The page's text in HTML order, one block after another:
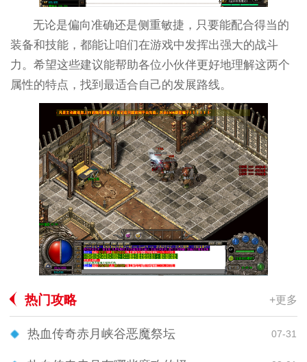
无论是偏向准确还是侧重敏捷，只要能配合得当的
装备和技能，都能让咱们在游戏中发挥出强大的战斗
力。希望这些建议能帮助各位小伙伴更好地理解这两个
属性的特点，找到最适合自己的发展路线。
热门攻略 +更多
热血传奇赤月峡谷恶魔祭坛 07-31